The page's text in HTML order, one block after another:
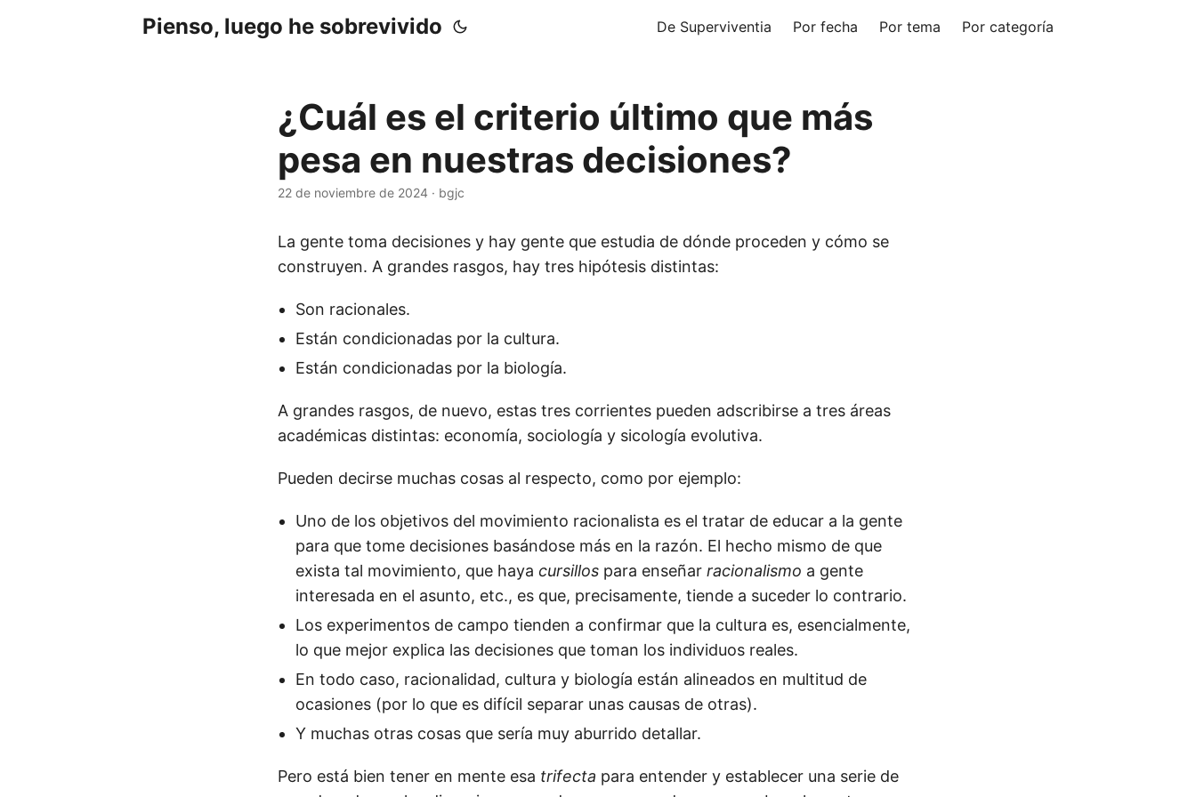
Pienso, luego he sobrevivido De Superviventia Por fecha Por tema Por categoría
¿Cuál es el criterio último que más
pesa en nuestras decisiones?
22 de noviembre de 2024 · bgjc
La gente toma decisiones y hay gente que estudia de dónde proceden y cómo se
construyen. A grandes rasgos, hay tres hipótesis distintas:
Son racionales.
Están condicionadas por la cultura.
Están condicionadas por la biología.
A grandes rasgos, de nuevo, estas tres corrientes pueden adscribirse a tres áreas
académicas distintas: economía, sociología y sicología evolutiva.
Pueden decirse muchas cosas al respecto, como por ejemplo:
Uno de los objetivos del movimiento racionalista es el tratar de educar a la gente
para que tome decisiones basándose más en la razón. El hecho mismo de que
exista tal movimiento, que haya cursillos para enseñar racionalismo a gente
interesada en el asunto, etc., es que, precisamente, tiende a suceder lo contrario.
Los experimentos de campo tienden a confirmar que la cultura es, esencialmente,
lo que mejor explica las decisiones que toman los individuos reales.
En todo caso, racionalidad, cultura y biología están alineados en multitud de
ocasiones (por lo que es difícil separar unas causas de otras).
Y muchas otras cosas que sería muy aburrido detallar.
Pero está bien tener en mente esa trifecta para entender y establecer una serie de